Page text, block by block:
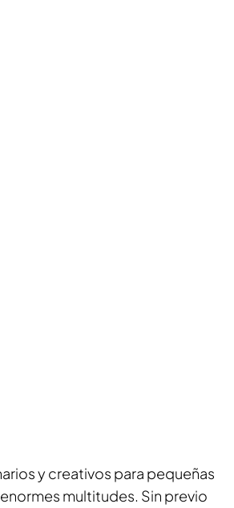
y creativos para pequeñas
multitudes. Sin previo